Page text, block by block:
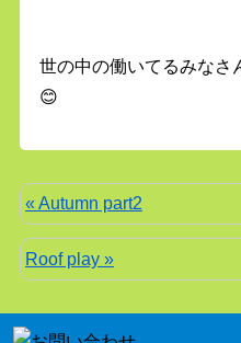
世の中の働いてるみなさ
😊
« Autumn part2
Roof play »